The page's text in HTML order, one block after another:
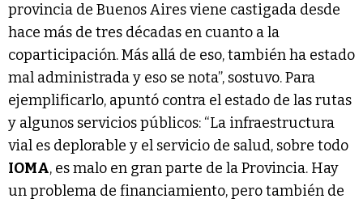
provincia de Buenos Aires viene castigada desde
hace más de tres décadas en cuanto a la
coparticipación. Más allá de eso, también ha estado
mal administrada y eso se nota”, sostuvo. Para
ejemplificarlo, apuntó contra el estado de las rutas
y algunos servicios públicos: “La infraestructura
vial es deplorable y el servicio de salud, sobre todo
IOMA, es malo en gran parte de la Provincia. Hay
un problema de financiamiento, pero también de